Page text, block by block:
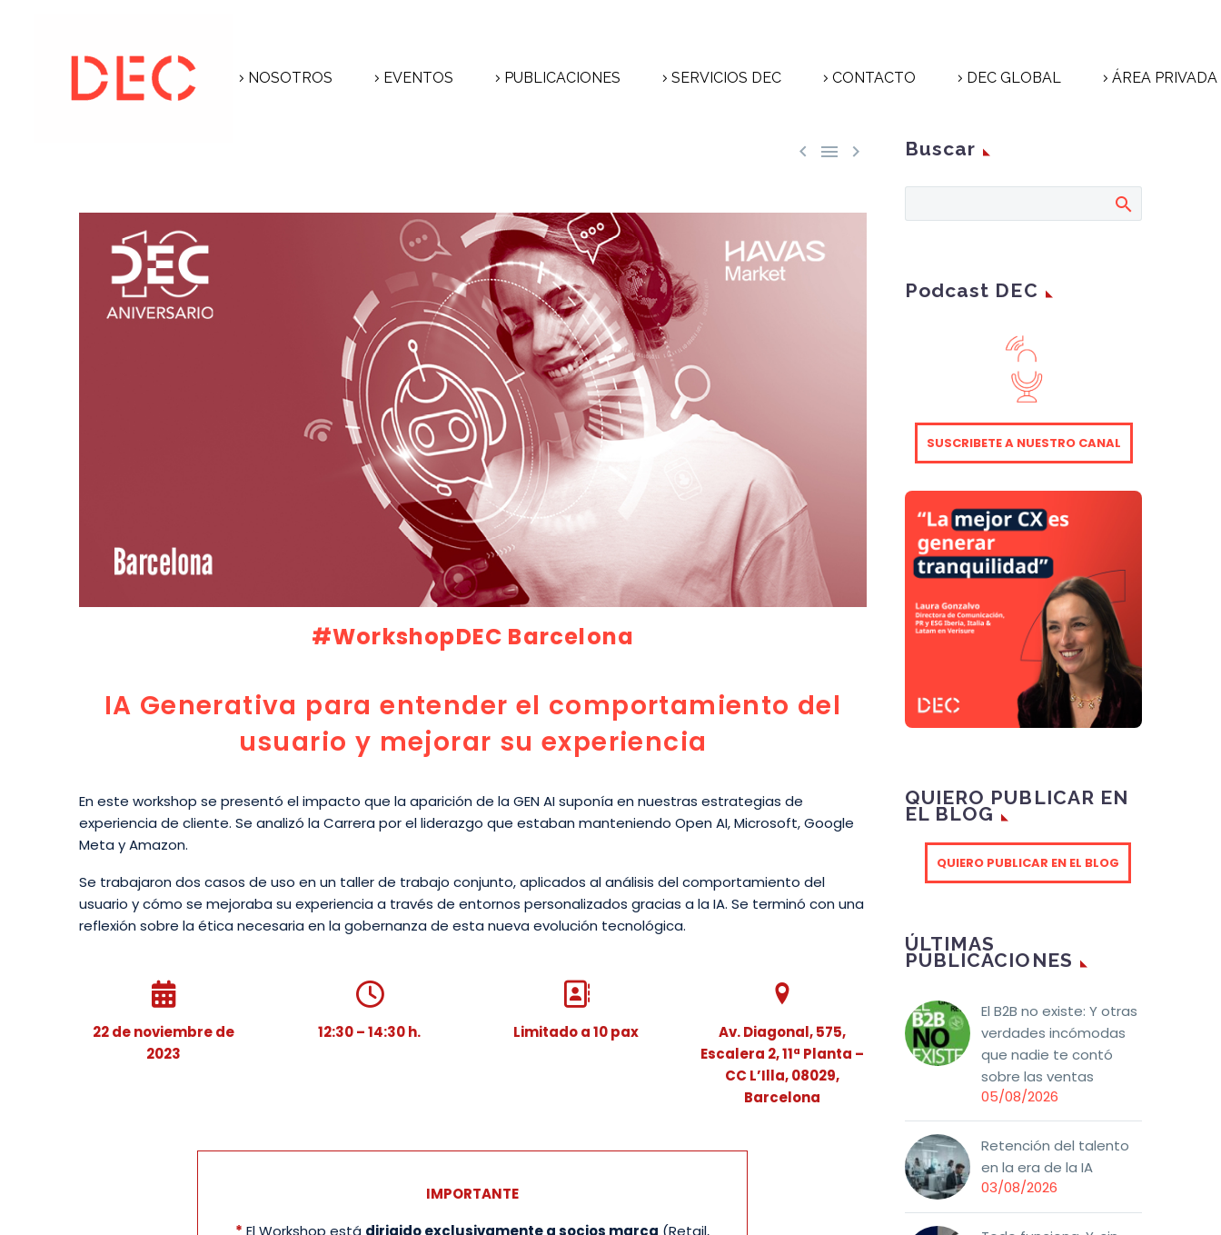
NOSOTROS EVENTOS PUBLICACIONES SERVICIOS DEC CONTACTO DEC GLOBAL ÁREA PRIVADA
  
#WorkshopDEC Barcelona
IA Generativa para entender el comportamiento del
usuario y mejorar su experiencia
En este workshop se presentó el impacto que la aparición de la GEN AI suponía en nuestras estrategias de
experiencia de cliente. Se analizó la Carrera por el liderazgo que estaban manteniendo Open AI, Microsoft, Google
Meta y Amazon.
Se trabajaron dos casos de uso en un taller de trabajo conjunto, aplicados al análisis del comportamiento del
usuario y cómo se mejoraba su experiencia a través de entornos personalizados gracias a la IA. Se terminó con una
reflexión sobre la ética necesaria en la gobernanza de esta nueva evolución tecnológica.
22 de noviembre de
2023
12:30 – 14:30 h. Limitado a 10 pax
Av. Diagonal, 575,
Escalera 2, 11ª Planta –
CC L’Illa, 08029,
Barcelona
IMPORTANTE
* El Workshop está dirigido exclusivamente a socios marca (Retail,
Buscar
Podcast DEC
SUSCRIBETE A NUESTRO CANAL
QUIERO PUBLICAR EN
EL BLOG
QUIERO PUBLICAR EN EL BLOG
ÚLTIMAS
PUBLICACIONES
El B2B no existe: Y otras
verdades incómodas
que nadie te contó
sobre las ventas
05/08/2026
Retención del talento
en la era de la IA
03/08/2026